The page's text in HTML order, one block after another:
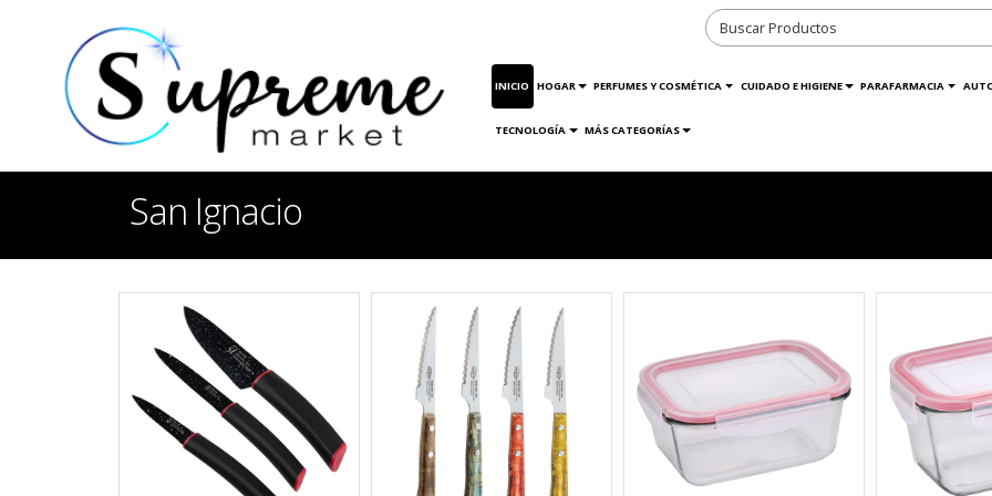
INICIO HOGAR PERFUMES Y COSMÉTICA CUIDADO E HIGIENE PARAFARMACIA
TECNOLOGÍA MÁS CATEGORÍAS
San Ignacio